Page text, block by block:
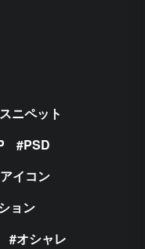
ニペット
PSD
アイコン
ョン
オシャレ